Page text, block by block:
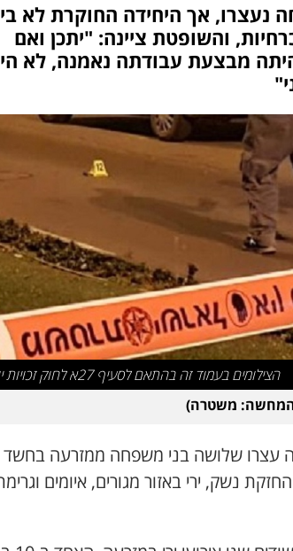
נעצרו, אך היחידה החוקרת לא
והשופטת ציינה: "יתכן ואם
מבצעת עבודתה נאמנה, לא
הצילומים בעמוד זה בהתאם לסעיף 27א לחוק זכויות יוצרים
להמחשה: משטרה)
עצרו שלושה בני משפחה ממזרעה בחשד
נשק, ירי באזור מגורים, איומים